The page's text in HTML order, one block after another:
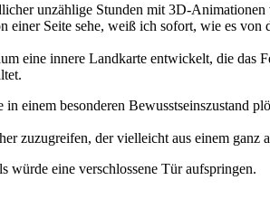
unzählige Stunden mit 3D-Animationen
Seite sehe, weiß ich sofort, wie es von
eine innere Landkarte entwickelt, die das
einem besonderen Bewusstseinszustand
zuzugreifen, der vielleicht aus einem ganz
würde eine verschlossene Tür aufspringen.